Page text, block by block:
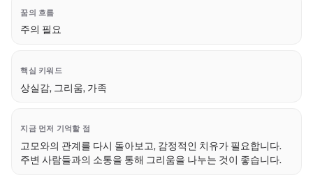
꿈의 흐름
주의 필요
핵심 키워드
상실감, 그리움, 가족
지금 먼저 기억할 점
고모와의 관계를 다시 돌아보고, 감정적인 치유가 필요합니다.
주변 사람들과의 소통을 통해 그리움을 나누는 것이 좋습니다.